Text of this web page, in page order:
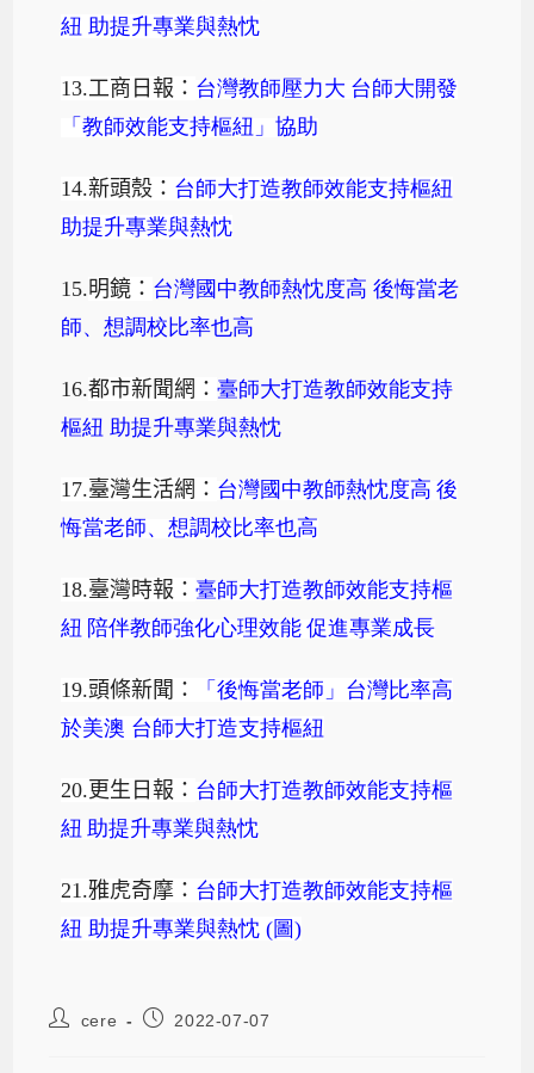
紐 助提升專業與熱忱
13.工商日報： 台灣教師壓力大 台師大開發
「教師效能支持樞紐」協助
14.新頭殼： 台師大打造教師效能支持樞紐
助提升專業與熱忱
15.明鏡： 台灣國中教師熱忱度高 後悔當老
師、想調校比率也高
16.都市新聞網：臺師大打造教師效能支持
樞紐 助提升專業與熱忱
17.臺灣生活網： 台灣國中教師熱忱度高 後
悔當老師、想調校比率也高
18.臺灣時報：臺師大打造教師效能支持樞
紐 陪伴教師強化心理效能 促進專業成長
19.頭條新聞：
「後悔當老師」台灣比率高
於美澳 台師大打造支持樞紐
20.更生日報： 台師大打造教師效能支持樞
紐 助提升專業與熱忱
21.雅虎奇摩： 台師大打造教師效能支持樞
紐 助提升專業與熱忱 (圖)
cere 2022-07-07